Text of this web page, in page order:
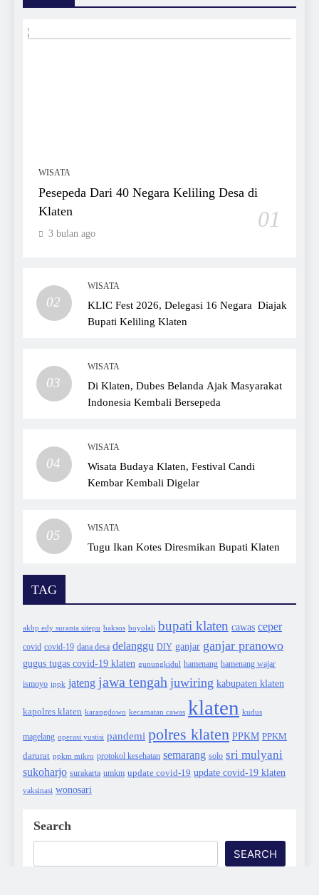
WISATA
Pesepeda Dari 40 Negara Keliling Desa di
Klaten
01
3 bulan ago
02
WISATA
KLIC Fest 2026, Delegasi 16 Negara Diajak
Bupati Keliling Klaten
03
WISATA
Di Klaten, Dubes Belanda Ajak Masyarakat
Indonesia Kembali Bersepeda
04
WISATA
Wisata Budaya Klaten, Festival Candi
Kembar Kembali Digelar
05
WISATA
Tugu Ikan Kotes Diresmikan Bupati Klaten
TAG
akbp edy suranta sitepu baksos boyolali bupati klaten cawas ceper
covid covid-19 dana desa delanggu DIY ganjar ganjar pranowo
gugus tugas covid-19 klaten gunungkidul hamenang hamenang wajar
ismoyo ippk jateng jawa tengah juwiring kabupaten klaten
kapolres klaten karangdowo kecamatan cawas klaten kudus
magelang operasi yustisi pandemi polres klaten PPKM PPKM
darurat ppkm mikro protokol kesehatan semarang solo sri mulyani
sukoharjo surakarta umkm update covid-19 update covid-19 klaten
vaksinasi wonosari
Search
SEARCH